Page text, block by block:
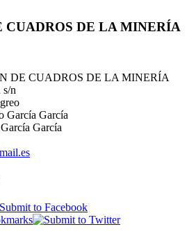
CUADROS DE LA MINERÍA
DE CUADROS DE LA MINERÍA
s/n
García García
García